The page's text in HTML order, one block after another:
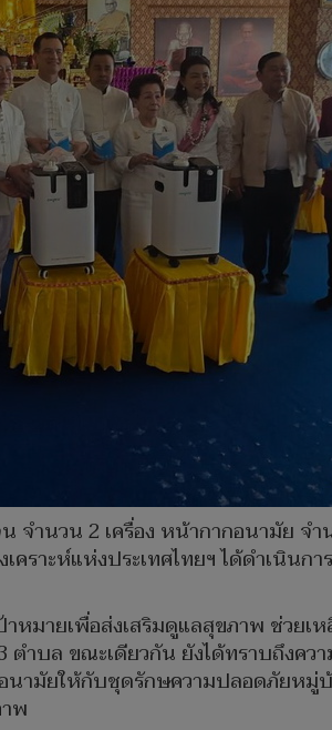
จำนวน 2 เครื่อง หน้ากากอนามัย จ
ราะห์แห่งประเทศไทยฯ ได้ดำเนินก
มายเพื่อส่งเสริมดูแลสุขภาพ ช่วยเ
ำบล ขณะเดียวกัน ยังได้ทราบถึงคว
ามัยให้กับชุดรักษความปลอดภัยหมู่
พ